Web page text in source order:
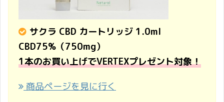
サクラ CBD カートリッジ 1.0ml
CBD75%（750mg）
1本のお買い上げでVERTEXプレゼント対象！
商品ページを見に行く